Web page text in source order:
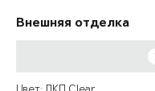
Внешняя отделка